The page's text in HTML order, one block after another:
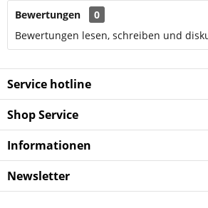
Bewertungen
0
Bewertungen lesen, schreiben und
Service hotline
Shop Service
Informationen
Newsletter